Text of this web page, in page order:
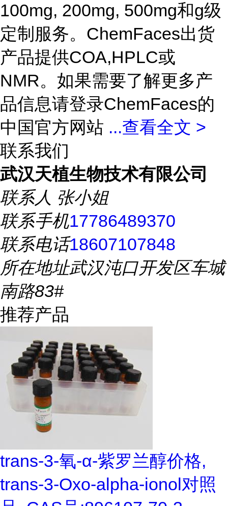
100mg, 200mg, 500mg和g级
定制服务。ChemFaces出货
产品提供COA,HPLC或
NMR。如果需要了解更多产
品信息请登录ChemFaces的
中国官方网站 ...查看全文 >
联系我们
武汉天植生物技术有限公司
联系人 张小姐
联系手机17786489370
联系电话18607107848
所在地址武汉沌口开发区车城
南路83#
推荐产品
trans-3-氧-α-紫罗兰醇价格,
trans-3-Oxo-alpha-ionol对照